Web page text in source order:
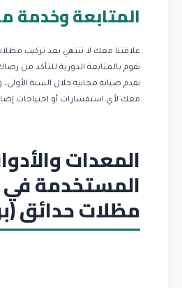
المتابعة وخدمة
علاقتنا معك لا تنتهي بعد تركيب
نقوم بالمتابعة الدورية للتأكد من
نقدم صيانة مجانية خلال السنة
معك لأي استفسارات أو احتياجات
المعدات
المستخدمة
مظلات حدائق